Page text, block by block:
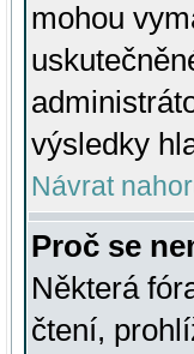
mohou
výsledky
Návrat
Proč se
Některá
čtení,